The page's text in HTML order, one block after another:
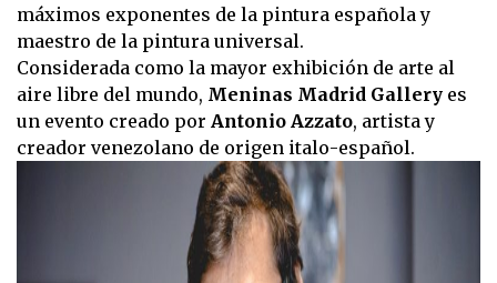
máximos exponentes de la pintura española y
maestro de la pintura universal.
Considerada como la mayor exhibición de arte al
aire libre del mundo, Meninas Madrid Gallery es
un evento creado por Antonio Azzato, artista y
creador venezolano de origen italo-español.